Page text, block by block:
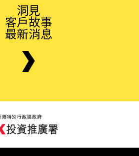
洞見
客戶故事
最新消息